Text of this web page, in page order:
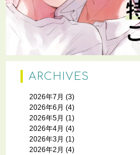
ARCHIVES
2026年7月 (3)
2026年6月 (4)
2026年5月 (1)
2026年4月 (4)
2026年3月 (1)
2026年2月 (4)